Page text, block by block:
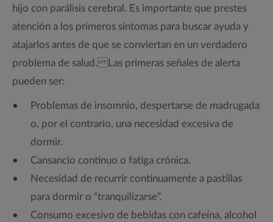
hijo con parálisis cerebral. Es importante que prestes
atención a los primeros síntomas para buscar ayuda y
atajarlos antes de que se conviertan en un verdadero
problema de salud. Las primeras señales de alerta
pueden ser:
Problemas de insomnio, despertarse de madrugada
o, por el contrario, una necesidad excesiva de
dormir.
Cansancio continuo o fatiga crónica.
Necesidad de recurrir continuamente a pastillas
para dormir o “tranquilizarse”.
Consumo excesivo de bebidas con cafeína, alcohol